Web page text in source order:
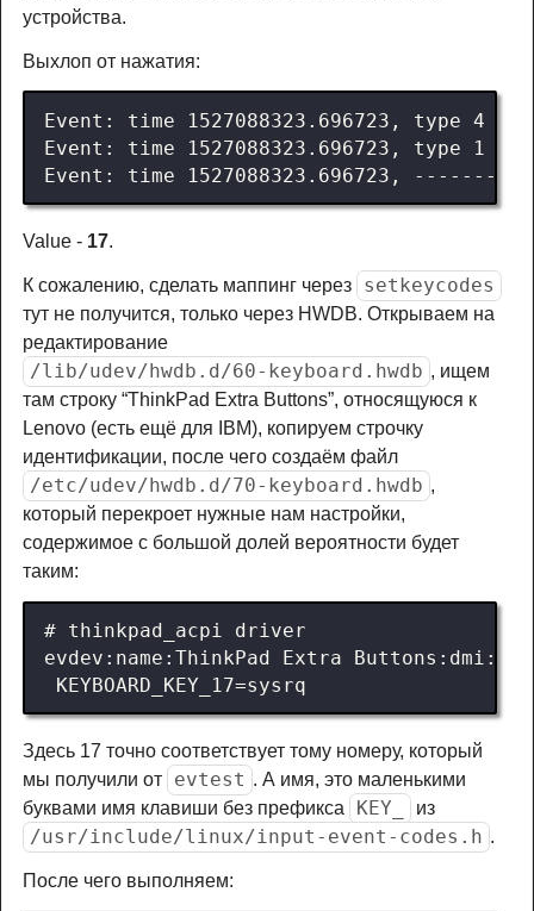
устройства.
Выхлоп от нажатия:
Value - 17.
К сожалению, сделать маппинг через setkeycodes
тут не получится, только через HWDB. Открываем на
редактирование
/lib/udev/hwdb.d/60-keyboard.hwdb , ищем
там строку “ThinkPad Extra Buttons”, относящуюся к
Lenovo (есть ещё для IBM), копируем строчку
идентификации, после чего создаём файл
/etc/udev/hwdb.d/70-keyboard.hwdb ,
который перекроет нужные нам настройки,
содержимое с большой долей вероятности будет
таким:
Здесь 17 точно соответствует тому номеру, который
мы получили от
evtest . А имя, это маленькими
буквами имя клавиши без префикса
KEY_ из
/usr/include/linux/input-event-codes.h .
После чего выполняем: